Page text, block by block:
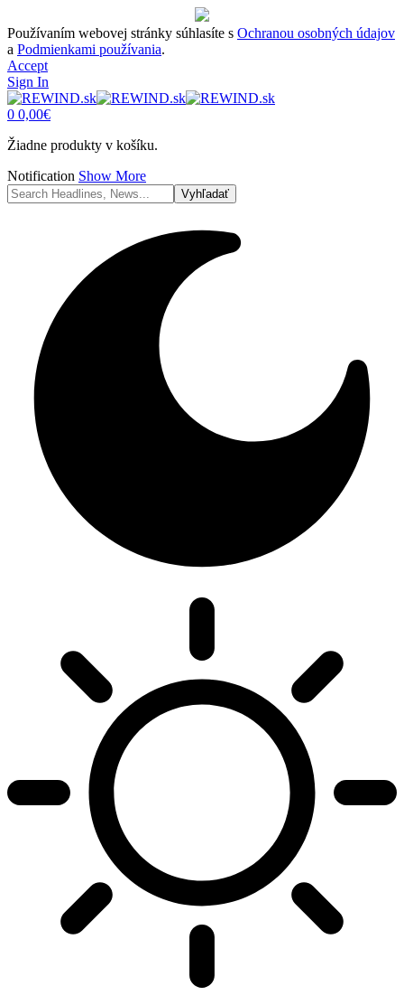
Používaním webovej stránky súhlasíte s Ochranou osobných údajov
a Podmienkami používania.
Accept
Sign In
0 0,00€
Žiadne produkty v košíku.
Notification Show More